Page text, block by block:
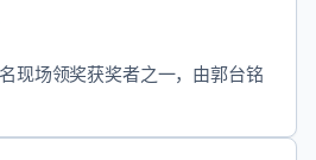
现场领奖获奖者之一，由郭台铭